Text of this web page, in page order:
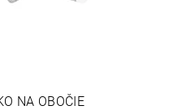
NA OBOČIE